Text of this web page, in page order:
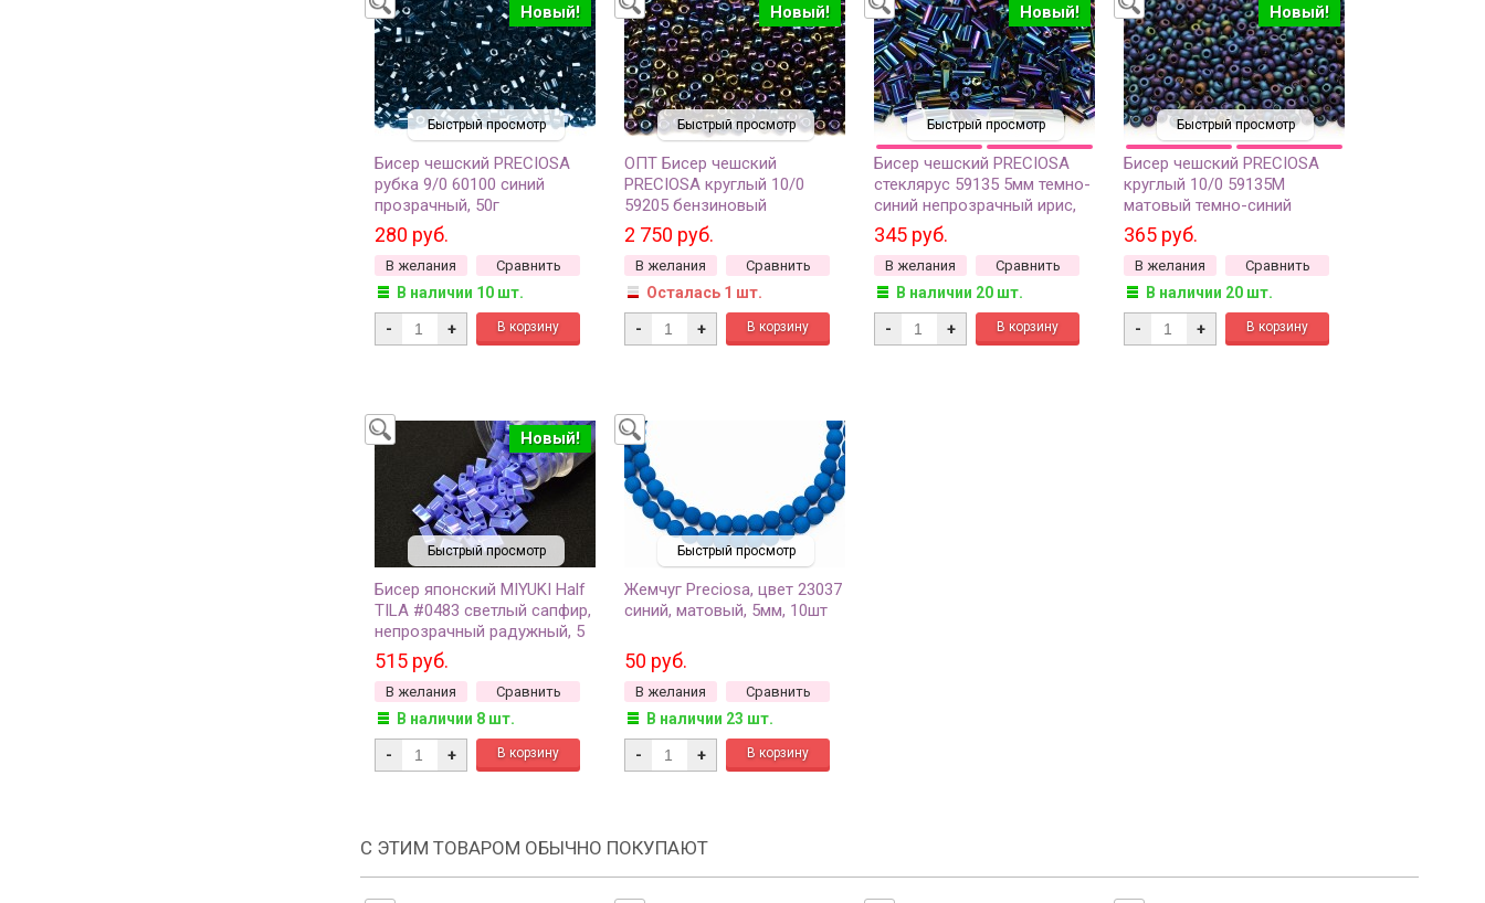
Быстрый просмотр
Новый!
Бисер чешский PRECIOSA
рубка 9/0 60100 синий
прозрачный, 50г
280 руб.
В желания Сравнить
В наличии 10 шт.
- +
Быстрый просмотр
Новый!
ОПТ Бисер чешский
PRECIOSA круглый 10/0
59205 бензиновый
непрозрачный, 1 сорт, 500
грамм
2 750 руб.
В желания Сравнить
Осталась 1 шт.
- +
Быстрый просмотр
Новый!
Бисер чешский PRECIOSA
стеклярус 59135 5мм темно-
синий непрозрачный ирис,
50г
345 руб.
В желания Сравнить
В наличии 20 шт.
- +
Быстрый просмотр
Новый!
Бисер чешский PRECIOSA
круглый 10/0 59135М
матовый темно-синий
непрозрачный ирис, 1 сорт,
50г
365 руб.
В желания Сравнить
В наличии 20 шт.
- +
Быстрый просмотр
Новый!
Бисер японский MIYUKI Half
TILA #0483 светлый сапфир,
непрозрачный радужный, 5
грамм
515 руб.
В желания Сравнить
В наличии 8 шт.
- +
Быстрый просмотр
Жемчуг Preciosa, цвет 23037
синий, матовый, 5мм, 10шт
50 руб.
В желания Сравнить
В наличии 23 шт.
- +
С ЭТИМ ТОВАРОМ ОБЫЧНО ПОКУПАЮТ